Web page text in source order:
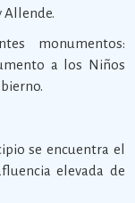
Allende.
monumentos:
a los Niños
se encuentra el
elevada de